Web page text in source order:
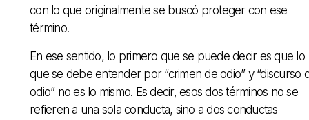
con lo que originalmente se buscó proteger con ese
término.
En ese sentido, lo primero que se puede decir es que lo
que se debe entender por “crimen de odio” y “discurso
odio” no es lo mismo. Es decir, esos dos términos no se
refieren a una sola conducta, sino a dos conductas